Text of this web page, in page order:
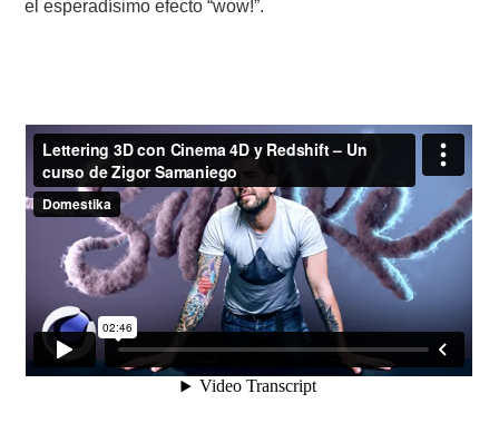
el esperadísimo efecto “wow!”.